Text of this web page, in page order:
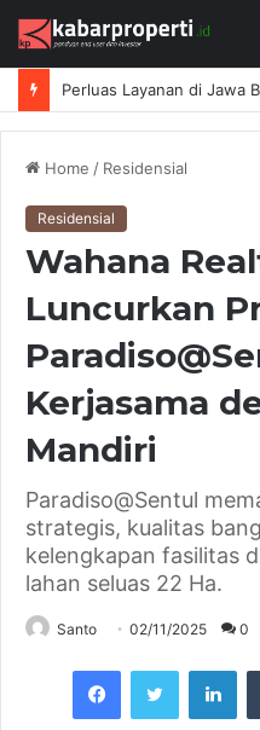
Home / Residensial
Residensial
Wahana
Luncurkan
Kerjasama
Mandiri
Paradiso@Sentul
strategis, kualitas
kelengkapan fasilitas
lahan seluas 22 Ha.
Santo 02/11/2025 0
FacebookTwitter